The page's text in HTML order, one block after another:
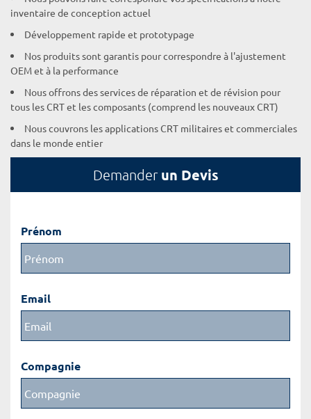
inventaire de conception actuel
Développement rapide et prototypage
Nos produits sont garantis pour correspondre à l'ajustement
OEM et à la performance
Nous offrons des services de réparation et de révision pour
tous les CRT et les composants (comprend les nouveaux CRT)
Nous couvrons les applications CRT militaires et commerciales
dans le monde entier
Demander un Devis
Prénom
Email
Compagnie